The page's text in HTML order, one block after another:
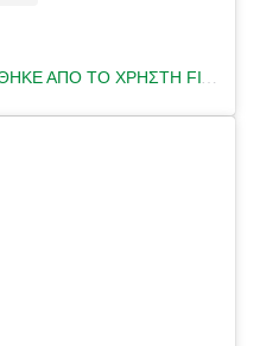
Η ΔΗΜΟΣΊΕΥΣΗ ΚΟΙΝΟΠΟΙΉΘΗΚΕ ΑΠΌ ΤΟ ΧΡΉΣΤΗ FITNESS TRAINER 🇬🇷 (@HELENA.FITNESS)